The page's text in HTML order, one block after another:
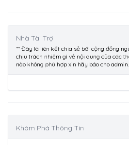
Nhà Tài Trợ
** Đây là liên kết chia sẻ bới cộng đồng
chịu trách nhiệm gì về nội dung của các
nào không phù hợp xin hãy báo cho admin.
Khám Phá Thông Tin